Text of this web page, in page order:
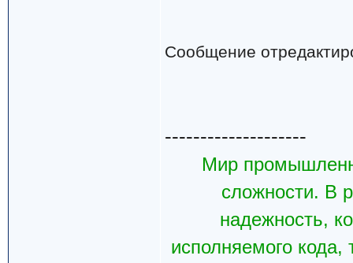
Сообщение
--------------------
Мир
сложности. В
надежность,
исполняемого кода,